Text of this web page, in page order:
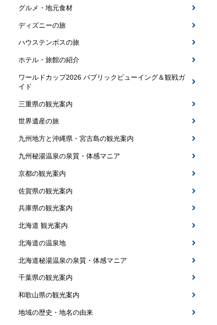
グルメ・地元食材
ディズニーの旅
ハウステンボスの旅
ホテル・旅館の紹介
ワールドカップ2026 パブリックビューイング＆観戦ガ
イド
三重県の観光案内
世界遺産の旅
九州地方と沖縄県・宮古島の観光案内
九州秘湯温泉の泉質・体感マニア
京都の観光案内
佐賀県の観光案内
兵庫県の観光案内
北海道 観光案内
北海道の温泉地
北海道秘湯温泉の泉質・体感マニア
千葉県の観光案内
和歌山県の観光案内
地域の歴史・地名の由来